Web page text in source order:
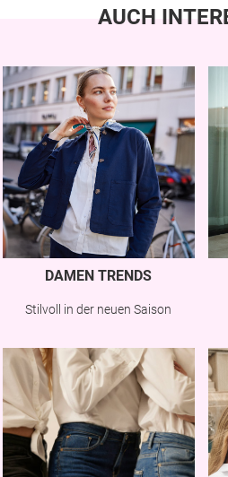
AUCH
DAMEN TRENDS
Stilvoll in der neuen Saison